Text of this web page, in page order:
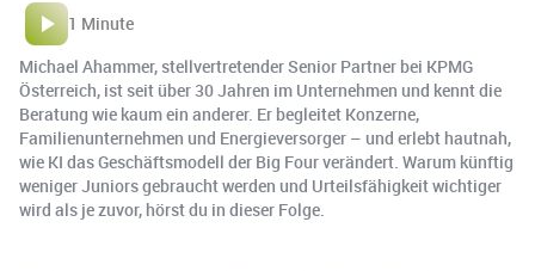
1 Minute
Michael Ahammer, stellvertretender Senior Partner bei KPMG
Österreich, ist seit über 30 Jahren im Unternehmen und kennt die
Beratung wie kaum ein anderer. Er begleitet Konzerne,
Familienunternehmen und Energieversorger – und erlebt hautnah,
wie KI das Geschäftsmodell der Big Four verändert. Warum künftig
weniger Juniors gebraucht werden und Urteilsfähigkeit wichtiger
wird als je zuvor, hörst du in dieser Folge.